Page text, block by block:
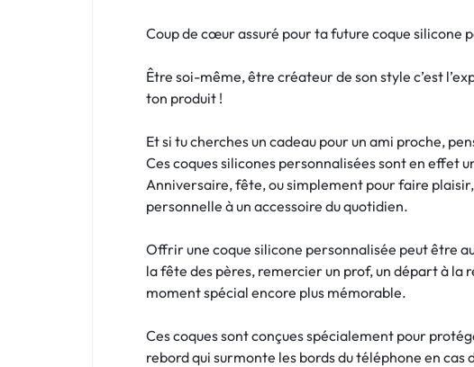
LIVRAISON
Coup de cœur assuré pour ta future coque silicone
Être soi-même, être créateur de son style c’est
ton produit !
Et si tu cherches un cadeau pour un ami proche,
Ces coques silicones personnalisées sont en effet
Anniversaire, fête, ou simplement pour faire
personnelle à un accessoire du quotidien.
Offrir une coque silicone personnalisée peut être
la fête des pères, remercier un prof, un départ à la
moment spécial encore plus mémorable.
Ces coques sont conçues spécialement pour
rebord qui surmonte les bords du téléphone en cas